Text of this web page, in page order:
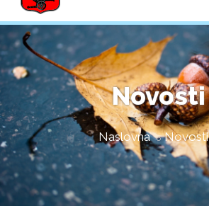
Novosti
Naslovna Novosti